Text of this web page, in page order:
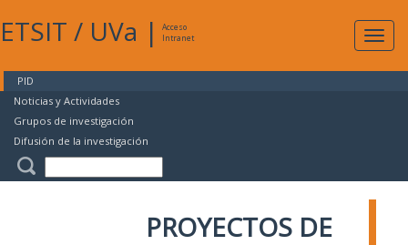
ETSIT / UVa |
Acceso
Intranet
PID
Noticias y Actividades
Grupos de investigación
Difusión de la investigación
PROYECTOS DE